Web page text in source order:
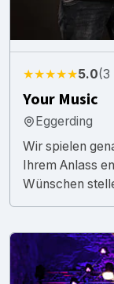
★★★★★5.0(3
Your Music
Eggerding
Wir spielen
Ihrem Anlass
Wünschen